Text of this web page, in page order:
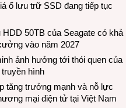
ổ lưu trữ SSD đang tiếp tục
50TB của Seagate có khả
vào năm 2027
ảnh hưởng tới thói quen của
hình
tăng trưởng mạnh và nỗ lực
mại điện tử tại Việt Nam